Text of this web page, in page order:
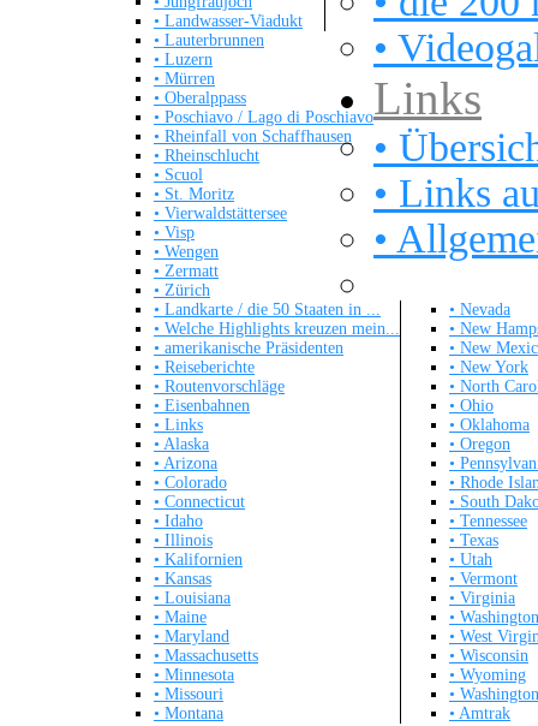
• Landwasser-Viadukt
• Lauterbrunnen
• Luzern
• Mürren
• Oberalppass
• Poschiavo / Lago di Poschiavo
• Rheinfall von Schaffhausen
• Rheinschlucht
• Scuol
• St. Moritz
• Vierwaldstättersee
• Visp
• Wengen
• Zermatt
• Zürich
• Landkarte / die 50 Staaten in ...
• Welche Highlights kreuzen mein...
• amerikanische Präsidenten
• Reiseberichte
• Routenvorschläge
• Eisenbahnen
• Links
• Alaska
• Arizona
• Colorado
• Connecticut
• Idaho
• Illinois
• Kalifornien
• Kansas
• Louisiana
• Maine
• Maryland
• Massachusetts
• Minnesota
• Missouri
• Montana
• Nevada
• New
• New
• New York
• North
• Ohio
• Oklahoma
• Oregon
•
• Rhode
• South
• Tennessee
• Texas
• Utah
• Vermont
• Virginia
• Washington
• West
• Wisconsin
• Wyoming
•
• Amtrak
•
Links
•
• Links
•